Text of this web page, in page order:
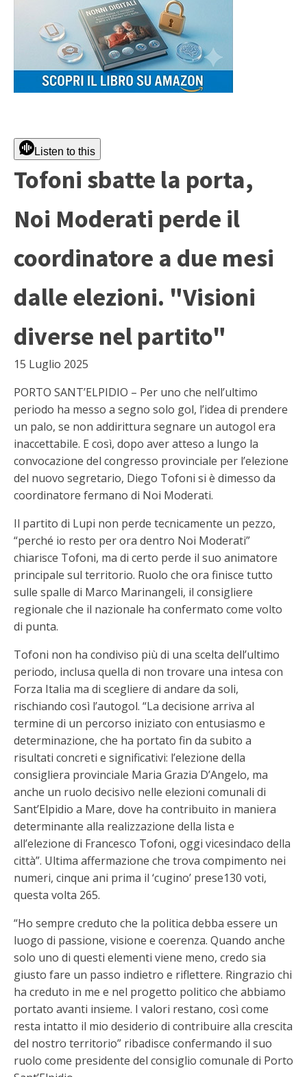
Listen to this
Tofoni sbatte la porta,
Noi Moderati perde il
coordinatore a due mesi
dalle elezioni. "Visioni
diverse nel partito"
15 Luglio 2025
PORTO SANT’ELPIDIO – Per uno che nell’ultimo
periodo ha messo a segno solo gol, l’idea di prendere
un palo, se non addirittura segnare un autogol era
inaccettabile. E così, dopo aver atteso a lungo la
convocazione del congresso provinciale per l’elezione
del nuovo segretario, Diego Tofoni si è dimesso da
coordinatore fermano di Noi Moderati.
Il partito di Lupi non perde tecnicamente un pezzo,
“perché io resto per ora dentro Noi Moderati”
chiarisce Tofoni, ma di certo perde il suo animatore
principale sul territorio. Ruolo che ora finisce tutto
sulle spalle di Marco Marinangeli, il consigliere
regionale che il nazionale ha confermato come volto
di punta.
Tofoni non ha condiviso più di una scelta dell’ultimo
periodo, inclusa quella di non trovare una intesa con
Forza Italia ma di scegliere di andare da soli,
rischiando così l’autogol. “La decisione arriva al
termine di un percorso iniziato con entusiasmo e
determinazione, che ha portato fin da subito a
risultati concreti e significativi: l’elezione della
consigliera provinciale Maria Grazia D’Angelo, ma
anche un ruolo decisivo nelle elezioni comunali di
Sant’Elpidio a Mare, dove ha contribuito in maniera
determinante alla realizzazione della lista e
all’elezione di Francesco Tofoni, oggi vicesindaco della
città”. Ultima affermazione che trova compimento nei
numeri, cinque ani prima il ‘cugino’ prese130 voti,
questa volta 265.
“Ho sempre creduto che la politica debba essere un
luogo di passione, visione e coerenza. Quando anche
solo uno di questi elementi viene meno, credo sia
giusto fare un passo indietro e riflettere. Ringrazio chi
ha creduto in me e nel progetto politico che abbiamo
portato avanti insieme. I valori restano, così come
resta intatto il mio desiderio di contribuire alla crescita
del nostro territorio” ribadisce confermando il suo
ruolo come presidente del consiglio comunale di Porto